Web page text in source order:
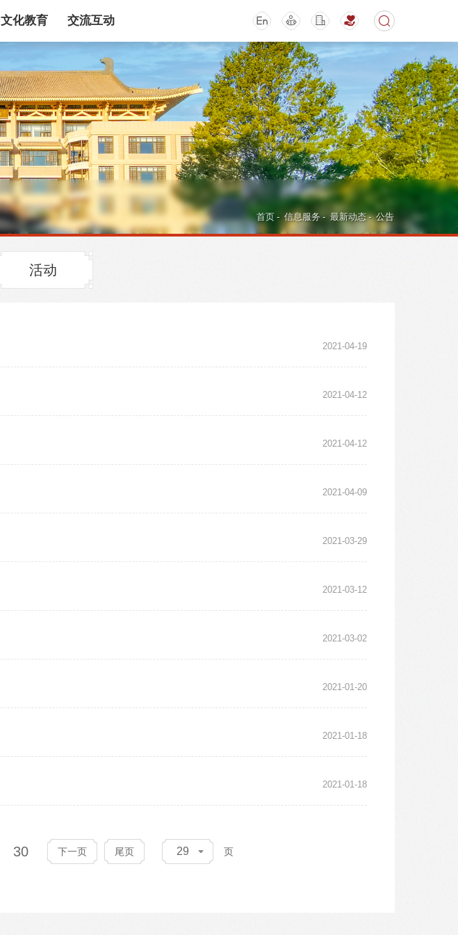
数据库 电子图书和电子期刊
新书通报 专利数据 活动讲座
文化教育 交流互动
首页 - 信息服务 - 最新动态 - 公告
活动
2021-04-19
2021-04-12
2021-04-12
2021-04-09
2021-03-29
2021-03-12
2021-03-02
2021-01-20
2021-01-18
2021-01-18
30 下一页 尾页 29 页